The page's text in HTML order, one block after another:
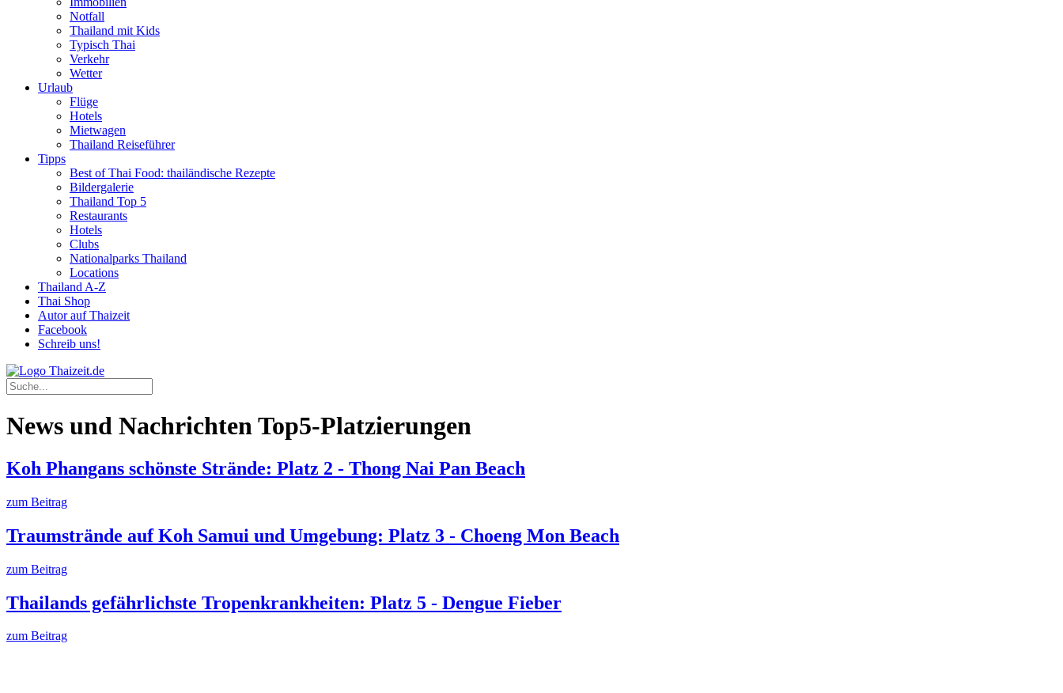
Notfall
Thailand mit Kids
Typisch Thai
Verkehr
Wetter
Urlaub
Flüge
Hotels
Mietwagen
Thailand Reiseführer
Tipps
Best of Thai Food: thailändische Rezepte
Bildergalerie
Thailand Top 5
Restaurants
Hotels
Clubs
Nationalparks Thailand
Locations
Thailand A-Z
Thai Shop
Autor auf Thaizeit
Facebook
Schreib uns!
News und Nachrichten Top5-Platzierungen
Koh Phangans schönste Strände: Platz 2 - Thong Nai Pan Beach
zum Beitrag
Traumstrände auf Koh Samui und Umgebung: Platz 3 - Choeng Mon Beach
zum Beitrag
Thailands gefährlichste Tropenkrankheiten: Platz 5 - Dengue Fieber
zum Beitrag